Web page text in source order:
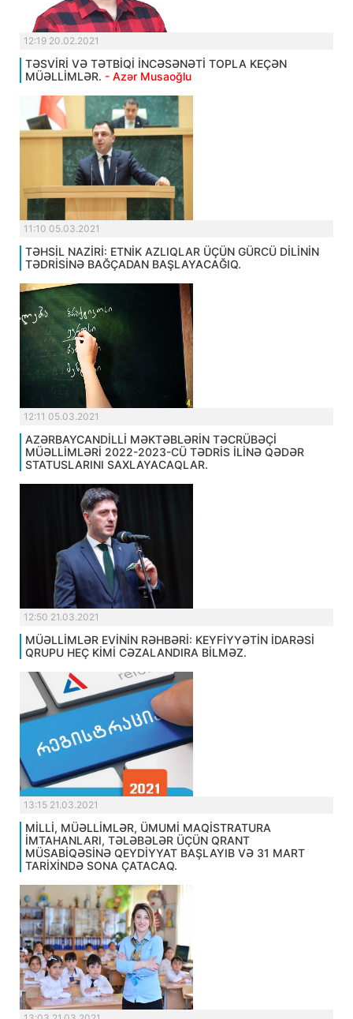
12:19 20.02.2021
TƏSVİRİ VƏ TƏTBİQİ İNCƏSƏNƏTİ TOPLA KEÇƏN
MÜƏLLİMLƏR. - Azər Musaoğlu
11:10 05.03.2021
TƏHSİL NAZİRİ: ETNİK AZLIQLAR ÜÇÜN GÜRCÜ DİLİNİN
TƏDRİSİNƏ BAĞÇADAN BAŞLAYACAĞIQ.
12:11 05.03.2021
AZƏRBAYCANDİLLİ MƏKTƏBLƏRİN TƏCRÜBƏÇİ
MÜƏLLİMLƏRİ 2022-2023-CÜ TƏDRİS İLİNƏ QƏDƏR
STATUSLARINI SAXLAYACAQLAR.
12:50 21.03.2021
MÜƏLLİMLƏR EVİNİN RƏHBƏRİ: KEYFİYYƏTİN İDARƏSİ
QRUPU HEÇ KİMİ CƏZALANDIRA BİLMƏZ.
13:15 21.03.2021
MİLLİ, MÜƏLLİMLƏR, ÜMUMİ MAQİSTRATURA
İMTAHANLARI, TƏLƏBƏLƏR ÜÇÜN QRANT
MÜSABİQƏSİNƏ QEYDİYYAT BAŞLAYIB VƏ 31 MART
TARİXİNDƏ SONA ÇATACAQ.